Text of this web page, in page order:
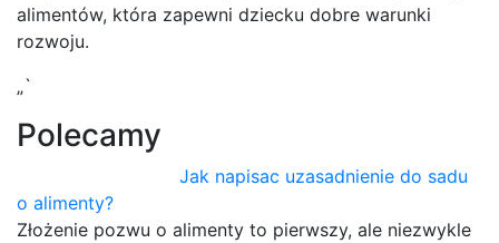
alimentów, która zapewni dziecku dobre warunki
rozwoju.
„`
Polecamy
Jak napisac uzasadnienie do sadu
o alimenty?
Złożenie pozwu o alimenty to pierwszy, ale niezwykle